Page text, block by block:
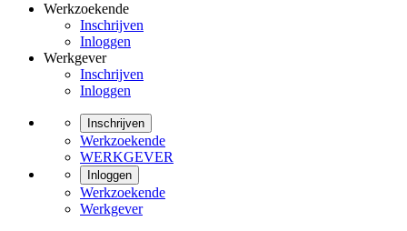
Werkzoekende
Inschrijven
Inloggen
Werkgever
Inschrijven
Inloggen
Inschrijven
Werkzoekende
WERKGEVER
Inloggen
Werkzoekende
Werkgever